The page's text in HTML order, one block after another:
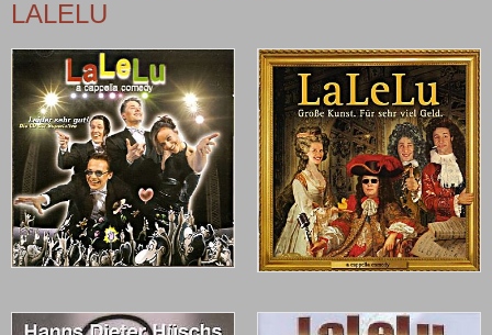
LALELU